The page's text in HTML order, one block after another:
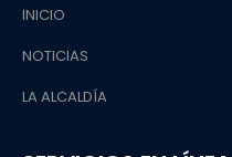
INICIO
NOTICIAS
LA ALCALDÍA